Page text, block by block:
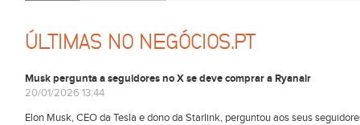
ÚLTIMAS NO NEGÓCIOS.PT
Musk pergunta a seguidores no X se deve comprar a Ryanair
20/01/2026 13:44
Elon Musk, CEO da Tesla e dono da Starlink, perguntou aos seus